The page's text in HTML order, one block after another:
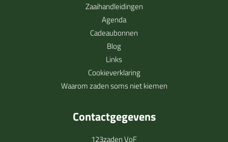
Zaaihandleidingen
Agenda
Cadeaubonnen
Blog
Links
Cookieverklaring
Waarom zaden soms niet kiemen
Contactgegevens
123zaden VoF